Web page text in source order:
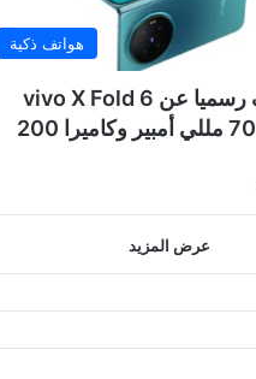
هواتف ذكية
فيفو تكشف رسميا عن vivo X Fold 6
ببطارية 7000 مللي أمبير وكاميرا 200
عرض المزيد